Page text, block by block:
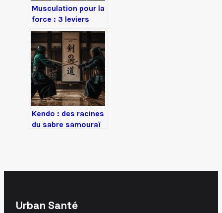
Musculation pour la
force : 3 leviers
pour optimiser
votre système
nerveux
Kendo : des racines
du sabre samouraï
Urban Santé